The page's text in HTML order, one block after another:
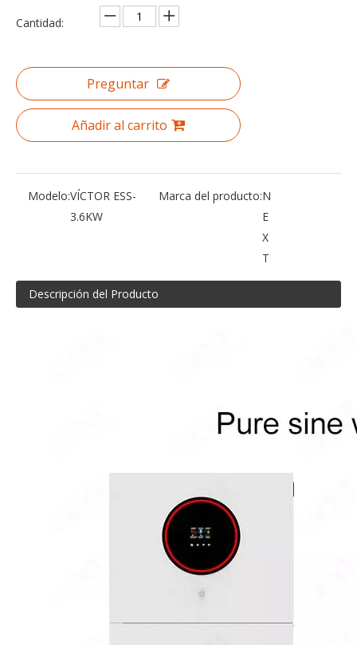
Cantidad:
Preguntar
Añadir al carrito
Modelo:VÍCTOR ESS-
3.6KW
Marca del producto:N
E
X
T
Descripción del Producto